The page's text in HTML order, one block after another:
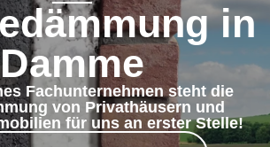
in
Damme
Fachunternehmen steht die
von Privathäusern und
für uns an erster Stelle!